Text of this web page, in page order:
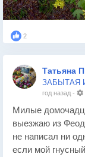
2
Татьяна
ЗАБЫТАЯ
год назад -
Милые
выезжаю из
не написал ни
если мой